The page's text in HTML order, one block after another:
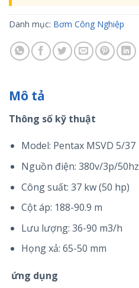
Danh mục: Bơm Công Nghiệp
Mô tả
Thông số kỹ thuật
Model: Pentax MSVD 5/37
Nguồn điện: 380v/3p/50hz
Công suất: 37 kw (50 hp)
Cột áp: 188-90.9 m
Lưu lượng: 36-90 m3/h
Họng xả: 65-50 mm
ứng dụng